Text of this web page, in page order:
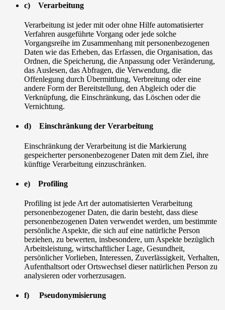
c) Verarbeitung
Verarbeitung ist jeder mit oder ohne Hilfe automatisierter
Verfahren ausgeführte Vorgang oder jede solche
Vorgangsreihe im Zusammenhang mit personenbezogenen
Daten wie das Erheben, das Erfassen, die Organisation, das
Ordnen, die Speicherung, die Anpassung oder Veränderung,
das Auslesen, das Abfragen, die Verwendung, die
Offenlegung durch Übermittlung, Verbreitung oder eine
andere Form der Bereitstellung, den Abgleich oder die
Verknüpfung, die Einschränkung, das Löschen oder die
Vernichtung.
d) Einschränkung der Verarbeitung
Einschränkung der Verarbeitung ist die Markierung
gespeicherter personenbezogener Daten mit dem Ziel, ihre
künftige Verarbeitung einzuschränken.
e) Profiling
Profiling ist jede Art der automatisierten Verarbeitung
personenbezogener Daten, die darin besteht, dass diese
personenbezogenen Daten verwendet werden, um bestimmte
persönliche Aspekte, die sich auf eine natürliche Person
beziehen, zu bewerten, insbesondere, um Aspekte bezüglich
Arbeitsleistung, wirtschaftlicher Lage, Gesundheit,
persönlicher Vorlieben, Interessen, Zuverlässigkeit, Verhalten,
Aufenthaltsort oder Ortswechsel dieser natürlichen Person zu
analysieren oder vorherzusagen.
f) Pseudonymisierung